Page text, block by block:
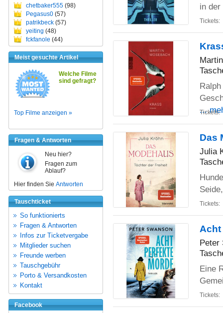
chetbaker555 (98)
Pegasus0 (57)
patrikbeck (57)
yeiting (48)
fckfanole (44)
Meist gesuchte Artikel
Welche Filme
sind gefragt?
Top Filme anzeigen »
Fragen & Antworten
Neu hier?
Fragen zum
Ablauf?
Hier finden Sie Antworten
Tauschticket
So funktionierts
Fragen & Antworten
Infos zur Ticketvergabe
Mitglieder suchen
Freunde werben
Tauschgebühr
Porto & Versandkosten
Kontakt
Facebook
in
Tickets:
...
Tickets:
Das
Julia
Tickets:
Acht
Peter
Eine
Tickets: